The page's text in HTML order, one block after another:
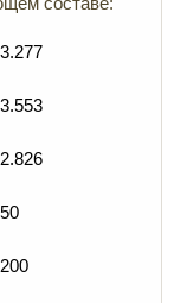
3.277
3.553
2.826
50
200